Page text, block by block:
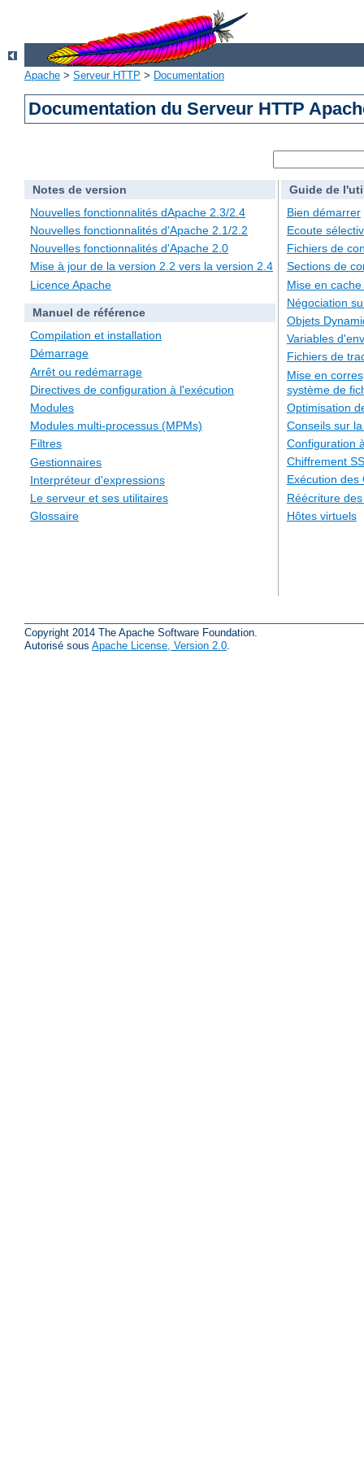
Apache > Serveur HTTP > Documentation
Documentation du Serveur HTTP
Notes de version
Nouvelles fonctionnalités dApache 2.3/2.4
Nouvelles fonctionnalités d'Apache 2.1/2.2
Nouvelles fonctionnalités d'Apache 2.0
Mise à jour de la version 2.2 vers la version 2.4
Licence Apache
Manuel de référence
Compilation et installation
Démarrage
Arrêt ou redémarrage
Directives de configuration à l'exécution
Modules
Modules multi-processus (MPMs)
Filtres
Gestionnaires
Interpréteur d'expressions
Le serveur et ses utilitaires
Glossaire
Guide de
Bien démarrer
Ecoute
Fichiers de
Sections de
Mise en
Négociation
Objets
Variables
Fichiers de
Mise en
système de
Optimisation
Conseils sur
Configuration
Chiffrement
Exécution des
Réécriture
Hôtes virtuels
Copyright 2014 The Apache Software Foundation.
Autorisé sous Apache License, Version 2.0